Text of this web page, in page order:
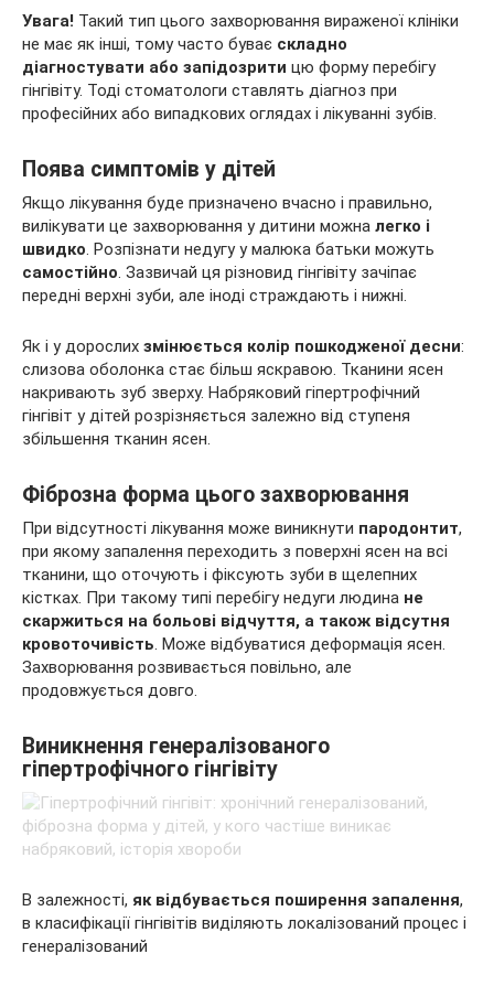
Увага! Такий тип цього захворювання вираженої клініки
не має як інші, тому часто буває складно
діагностувати або запідозрити цю форму перебігу
гінгівіту. Тоді стоматологи ставлять діагноз при
професійних або випадкових оглядах і лікуванні зубів.
Поява симптомів у дітей
Якщо лікування буде призначено вчасно і правильно,
вилікувати це захворювання у дитини можна легко і
швидко. Розпізнати недугу у малюка батьки можуть
самостійно. Зазвичай ця різновид гінгівіту зачіпає
передні верхні зуби, але іноді страждають і нижні.
Як і у дорослих змінюється колір пошкодженої десни:
слизова оболонка стає більш яскравою. Тканини ясен
накривають зуб зверху. Набряковий гіпертрофічний
гінгівіт у дітей розрізняється залежно від ступеня
збільшення тканин ясен.
Фіброзна форма цього захворювання
При відсутності лікування може виникнути пародонтит,
при якому запалення переходить з поверхні ясен на всі
тканини, що оточують і фіксують зуби в щелепних
кістках. При такому типі перебігу недуги людина не
скаржиться на больові відчуття, а також відсутня
кровоточивість. Може відбуватися деформація ясен.
Захворювання розвивається повільно, але
продовжується довго.
Виникнення генералізованого
гіпертрофічного гінгівіту
В залежності, як відбувається поширення запалення,
в класифікації гінгівітів виділяють локалізований процес і
генералізований